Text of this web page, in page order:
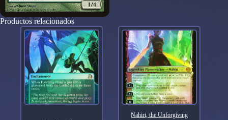
Productos relacionados
Nahiri, the Unforgiving